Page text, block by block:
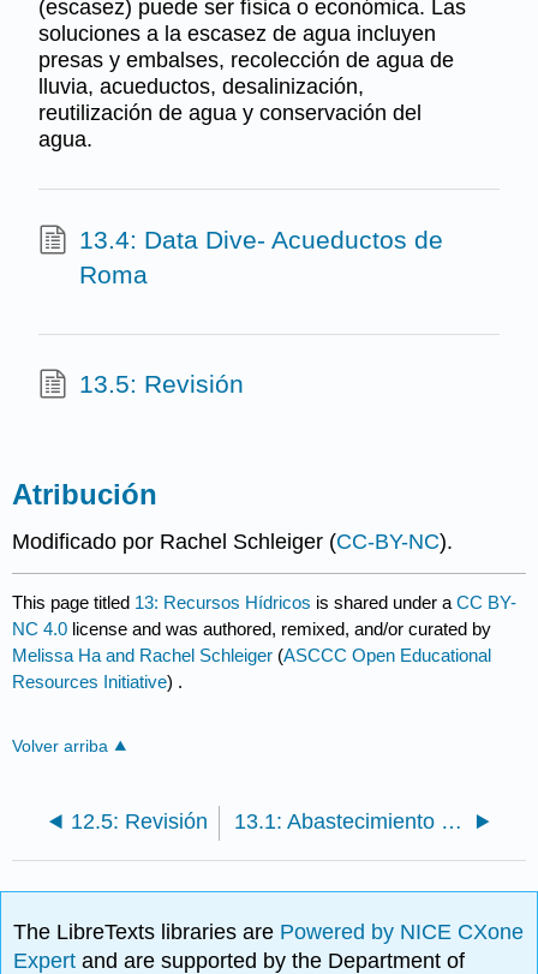
(escasez) puede ser física o económica. Las
soluciones a la escasez de agua incluyen
presas y embalses, recolección de agua de
lluvia, acueductos, desalinización,
reutilización de agua y conservación del
agua.
13.4: Data Dive- Acueductos de
Roma
13.5: Revisión
Atribución
Modificado por Rachel Schleiger (CC-BY-NC).
This page titled 13: Recursos Hídricos is shared under aCC BY-
NC 4.0 license and was authored, remixed, and/or curated by
Melissa Ha and Rachel Schleiger (ASCCC Open Educational
Resources Initiative) .
Volver arriba
12.5: Revisión 13.1: Abastecimiento de Agua Dulce y Ciclo del Agua
The LibreTexts libraries are Powered by NICE CXone
Expertand are supported by the Department of